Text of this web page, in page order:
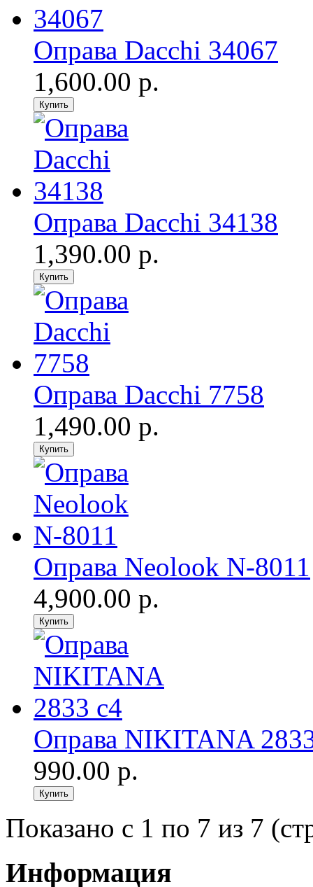
Оправа Dacchi 34067
1,600.00 р.
Оправа Dacchi 34138
1,390.00 р.
Оправа Dacchi 7758
1,490.00 р.
Оправа Neolook N-8011
4,900.00 р.
Оправа NIKITANA
990.00 р.
Показано с 1 по 7 из 7
Информация